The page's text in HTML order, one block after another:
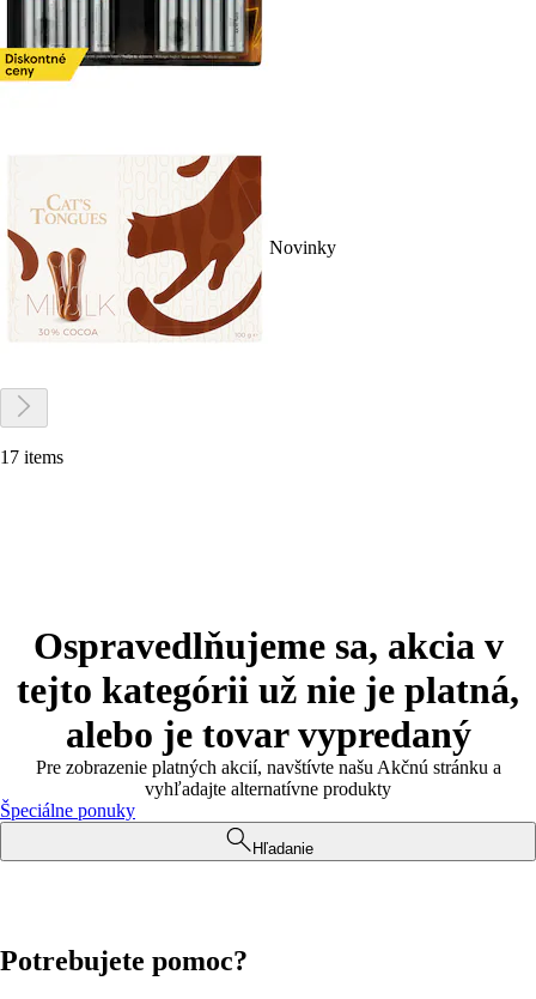
Novinky
17 items
Ospravedlňujeme sa, akcia v
tejto kategórii už nie je platná,
alebo je tovar vypredaný
Pre zobrazenie platných akcií, navštívte našu Akčnú stránku a
vyhľadajte alternatívne produkty
Špeciálne ponuky
Hľadanie
Potrebujete pomoc?